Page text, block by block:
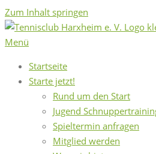
Zum Inhalt springen
Menü
Startseite
Starte jetzt!
Rund um den Start
Jugend
Spieltermin anfragen
Mitglied werden